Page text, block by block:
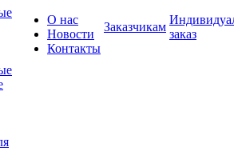
О нас
Новости
Контакты
Заказчикам
заказ